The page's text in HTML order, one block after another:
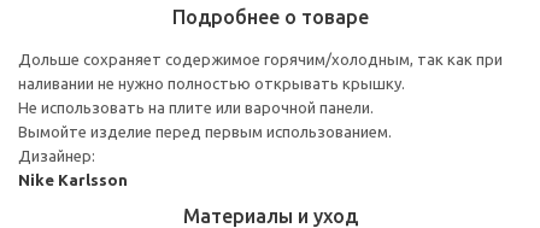
Подробнее о товаре
Дольше сохраняет содержимое горячим/холодным, так как при
наливании не нужно полностью открывать крышку.
Не использовать на плите или варочной панели.
Вымойте изделие перед первым использованием.
Дизайнер:
Nike Karlsson
Материалы и уход